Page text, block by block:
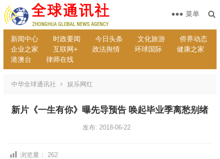
新闻中心 时政要闻 今日头条 文化旅游
侨界动态
企业之家
互联网+ 政法舆情 环球国际
健康之家
港澳台
律师在线
菜单
中华全球通讯社 娱乐网红
新片《一生有你》曝先导预告 唤起毕业季离愁别绪
发布: 2018-06-22
浏览量： 262